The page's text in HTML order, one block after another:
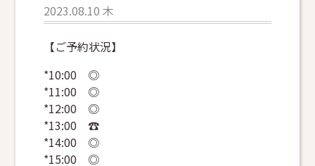
2023.08.10 木
【ご予約状況】
*10:00 ◎
*11:00 ◎
*12:00 ◎
*13:00 ☎
*14:00 ◎
*15:00 ◎